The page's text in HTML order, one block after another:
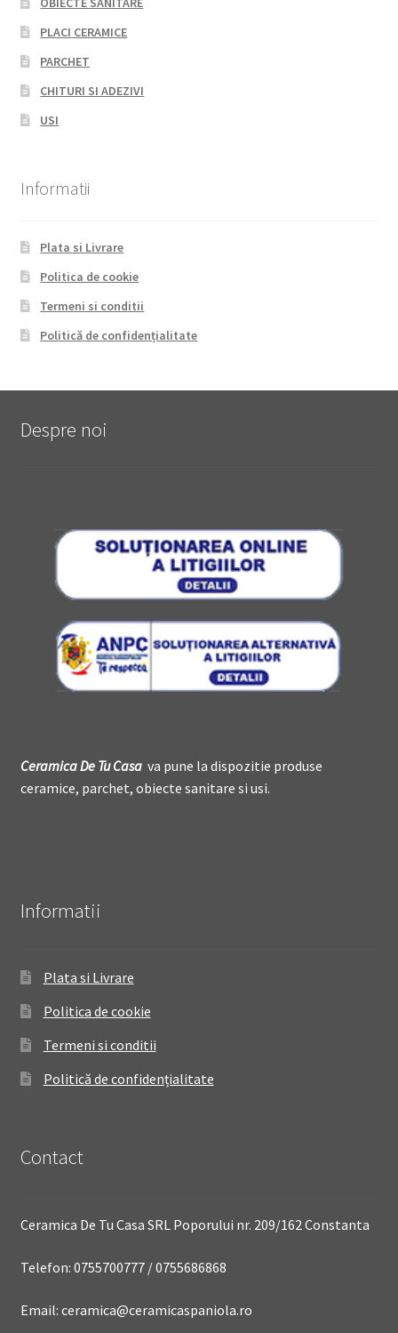
PLACI CERAMICE
PARCHET
CHITURI SI ADEZIVI
USI
Informatii
Plata si Livrare
Politica de cookie
Termeni si conditii
Politică de confidențialitate
Despre noi
Ceramica DeTu Casava pune la dispozitie produse
ceramice, parchet, obiecte sanitare si usi.
Informatii
Plata si Livrare
Politica de cookie
Termeni si conditii
Politică de confidențialitate
Contact
Ceramica De Tu Casa SRL Poporului nr. 209/162 Constanta
Telefon: 0755700777 / 0755686868
Email: ceramica@ceramicaspaniola.ro